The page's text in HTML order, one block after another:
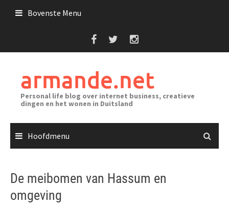
Bovenste Menu
armande.net
Personal life blog over internet business, creatieve
dingen en het wonen in Duitsland
Hoofdmenu
De meibomen van Hassum en
omgeving